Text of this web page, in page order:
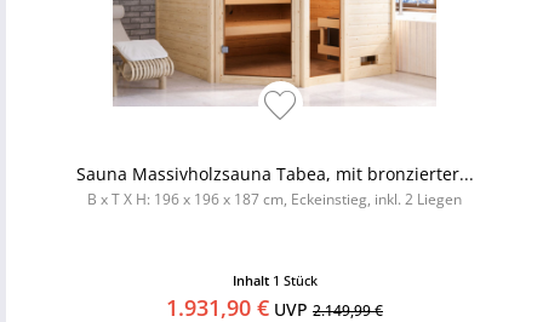
Sauna Massivholzsauna Tabea, mit bronzierter...
B x T X H: 196 x 196 x 187 cm, Eckeinstieg, inkl. 2 Liegen
Inhalt 1 Stück
1.931,90 € UVP 2.149,99 €